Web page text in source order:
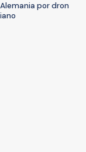
por dron